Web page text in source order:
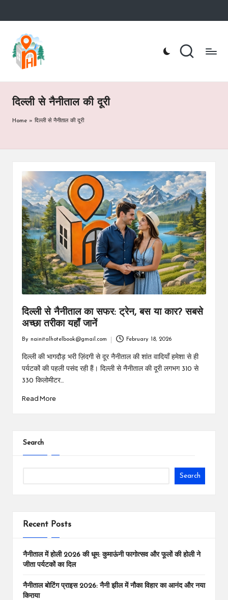
Skip
content
n
ai
ni
t
o
m
Nainital
Hotel
Booking
दिल्ली से नैनीताल की दूरी
Home » दिल्ली से नैनीताल की दूरी
दिल्ली से नैनीताल का सफर: ट्रेन, बस या कार? सबसे
अच्छा तरीका यहाँ जानें
by
By nainitalhotelbook@gmail.com February 18, 2026
दिल्ली की भागदौड़ भरी ज़िंदगी से दूर नैनीताल की शांत वादियाँ हमेशा से ही
पर्यटकों की पहली पसंद रही हैं। दिल्ली से नैनीताल की दूरी लगभग 310 से
330 किलोमीटर…
Read More
Search
Search
Recent Posts
नैनीताल में होली 2026 की धूम: कुमाऊंनी फागोत्सव और फूलों की होली ने
जीता पर्यटकों का दिल
नैनीताल बोटिंग प्राइस 2026: नैनी झील में नौका विहार का आनंद और नया
किराया